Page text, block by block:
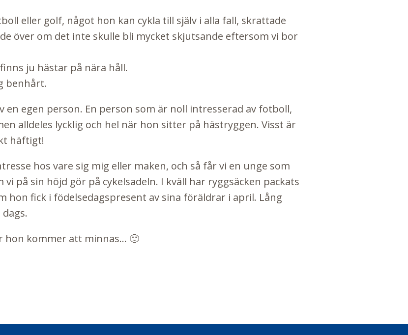
eller golf, något hon kan cykla till själv i alla fall, skrattade
över om det inte skulle bli mycket skjutsande eftersom vi bor
ju hästar på nära håll.
benhårt.
en egen person. En person som är noll intresserad av fotboll,
alldeles lycklig och hel när hon sitter på hästryggen. Visst är
häftigt!
hos vare sig mig eller maken, och så får vi en unge som
på sin höjd gör på cykelsadeln. I kväll har ryggsäcken packats
hon fick i födelsedagspresent av sina föräldrar i april. Lång
kommer att minnas... 🙂